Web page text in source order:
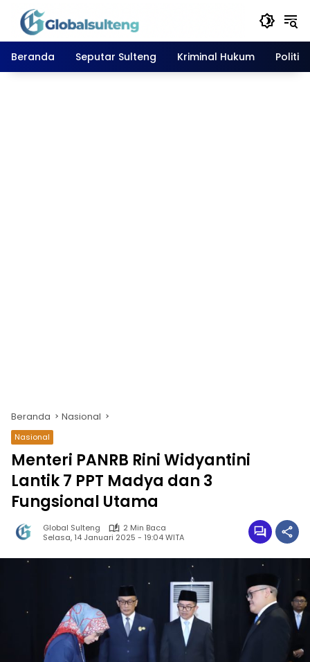
Langsung
konten
Beranda
Seputar Sulteng Kriminal Hukum Politik
Beranda Nasional
Nasional
Menteri PANRB Rini Widyantini
Lantik 7 PPT Madya dan 3
Fungsional Utama
Global Sulteng
2 Min Baca
Selasa, 14 Januari 2025 - 19:04 WITA